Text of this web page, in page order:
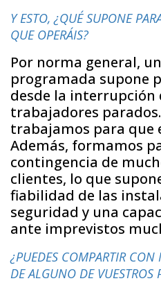
Y ESTO, ¿QUÉ SUPONE
QUE OPERÁIS?
Por norma general,
programada supone
desde la interrupción
trabajadores
trabajamos para que
Además, formamos
contingencia de
clientes, lo que
fiabilidad de las
seguridad y una
ante imprevistos
¿PUEDES COMPARTIR
DE ALGUNO DE VUESTROS